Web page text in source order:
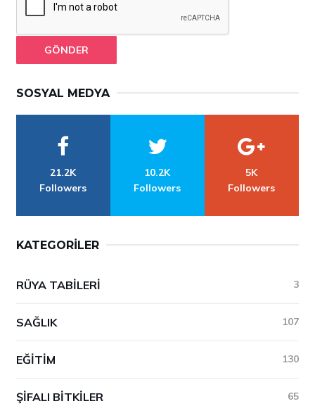
GÖNDER
SOSYAL MEDYA
21.2K
Followers
10.2K
Followers
5K
Followers
KATEGORILER
RÜYA TABILERI 3
SAĞLIK 107
EĞITIM 130
ŞIFALI BITKILER 65